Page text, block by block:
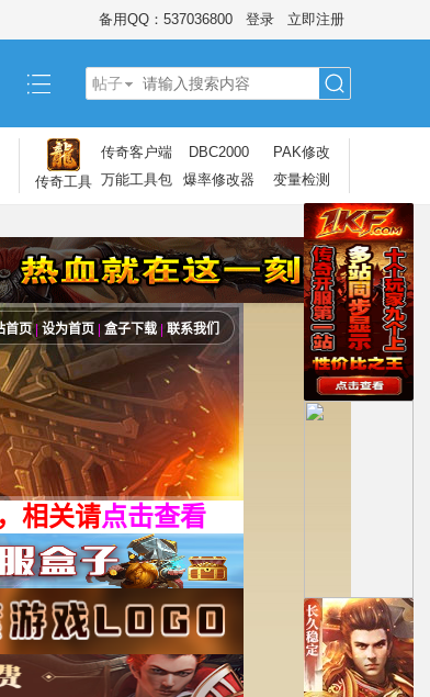
备用QQ：537036800 登录 立即注册
帖子
索
传奇工具
传奇客户端 DBC2000
PAK修改
万能工具包
爆率修改器 变量检测